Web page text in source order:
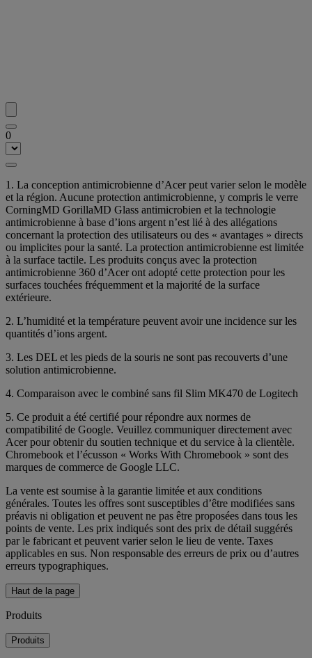
0
1. La conception antimicrobienne d’Acer peut varier selon le modèle
et la région. Aucune protection antimicrobienne, y compris le verre
CorningMD GorillaMD Glass antimicrobien et la technologie
antimicrobienne à base d’ions argent n’est lié à des allégations
concernant la protection des utilisateurs ou des « avantages » directs
ou implicites pour la santé. La protection antimicrobienne est limitée
à la surface tactile. Les produits conçus avec la protection
antimicrobienne 360 d’Acer ont adopté cette protection pour les
surfaces touchées fréquemment et la majorité de la surface
extérieure.
2. L’humidité et la température peuvent avoir une incidence sur les
quantités d’ions argent.
3. Les DEL et les pieds de la souris ne sont pas recouverts d’une
solution antimicrobienne.
4. Comparaison avec le combiné sans fil Slim MK470 de Logitech
5. Ce produit a été certifié pour répondre aux normes de
compatibilité de Google. Veuillez communiquer directement avec
Acer pour obtenir du soutien technique et du service à la clientèle.
Chromebook et l’écusson « Works With Chromebook » sont des
marques de commerce de Google LLC.
La vente est soumise à la garantie limitée et aux conditions
générales. Toutes les offres sont susceptibles d’être modifiées sans
préavis ni obligation et peuvent ne pas être proposées dans tous les
points de vente. Les prix indiqués sont des prix de détail suggérés
par le fabricant et peuvent varier selon le lieu de vente. Taxes
applicables en sus. Non responsable des erreurs de prix ou d’autres
erreurs typographiques.
Haut de la page
Produits
Produits